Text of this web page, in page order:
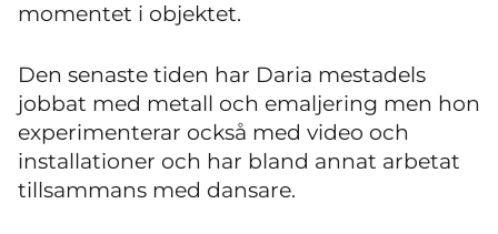
momentet i objektet.
Den senaste tiden har Daria mestadels
jobbat med metall och emaljering men hon
experimenterar också med video och
installationer och har bland annat arbetat
tillsammans med dansare.